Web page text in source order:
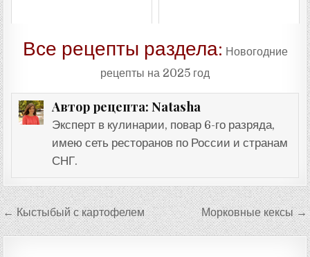
Все рецепты раздела: Новогодние
рецепты на 2025 год
Автор рецепта: Natasha
Эксперт в кулинарии, повар 6-го разряда,
имею сеть ресторанов по России и странам
СНГ.
Навигация
по
← Кыстыбый с картофелем Морковные кексы →